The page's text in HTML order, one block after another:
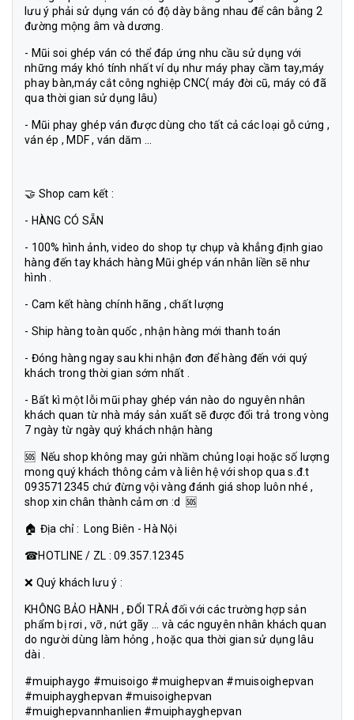
lưu ý phải sử dụng ván có độ dày bằng nhau để cân bằng 2
đường mộng âm và dương.
- Mũi soi ghép ván có thể đáp ứng nhu cầu sử dụng với
những máy khó tính nhất ví dụ như máy phay cầm tay,máy
phay bàn,máy cắt công nghiệp CNC( máy đời cũ, máy có đã
qua thời gian sử dụng lâu)
- Mũi phay ghép ván được dùng cho tất cả các loại gỗ cứng ,
ván ép , MDF , ván dăm ...
🤝 Shop cam kết :
- HÀNG CÓ SẴN
- 100% hình ảnh, video do shop tự chụp và khẳng định giao
hàng đến tay khách hàng Mũi ghép ván nhân liền sẽ như
hình .
- Cam kết hàng chính hãng , chất lượng
- Ship hàng toàn quốc , nhận hàng mới thanh toán
- Đóng hàng ngay sau khi nhận đơn để hàng đến với quý
khách trong thời gian sớm nhất .
- Bất kì một lỗi mũi phay ghép ván nào do nguyên nhân
khách quan từ nhà máy sản xuất sẽ được đổi trả trong vòng
7 ngày từ ngày quý khách nhận hàng
🆘 Nếu shop không may gửi nhầm chủng loại hoặc số lượng
mong quý khách thông cảm và liên hệ với shop qua s.đ.t
0935712345 chứ đừng vội vàng đánh giá shop luôn nhé ,
shop xin chân thành cảm ơn :d 🆘
🏠 Địa chỉ : Long Biên - Hà Nội
☎HOTLINE / ZL : 09.357.12345
❌ Quý khách lưu ý :
KHÔNG BẢO HÀNH , ĐỔI TRẢ đối với các trường hợp sản
phẩm bị rơi , vỡ , nứt gãy ... và các nguyên nhân khách quan
do người dùng làm hỏng , hoặc qua thời gian sử dụng lâu
dài .
#muiphaygo #muisoigo #muighepvan #muisoighepvan
#muiphayghepvan #muisoighepvan
#muighepvannhanlien #muiphayghepvan